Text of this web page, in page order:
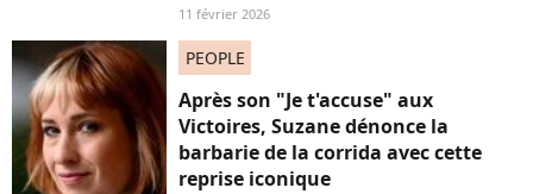
11 février 2026
PEOPLE
Après son "Je t'accuse" aux
Victoires, Suzane dénonce la
barbarie de la corrida avec cette
reprise iconique